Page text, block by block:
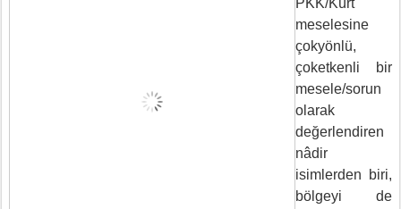
PKK/Kürt
meselesine
çokyönlü,
çoketkenli bir
mesele/sorun
olarak
değerlendiren
nâdir
isimlerden biri,
bölgeyi de